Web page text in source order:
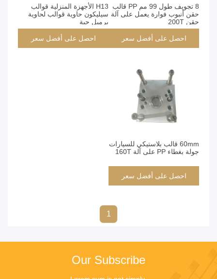
8 تجويف طول 99 مم PP قالب
حقن أنبوب فوارة يعمل على آلة
حقن 200T
احصل على أفضل سعر
H13 الأجهزة المنزلية قوالب
سيليكون حاوية قوالب لحاوية
برميل حبة
احصل على أفضل سعر
60mm قالب بلاستيكي للسيارات
جولة بغطاء PP على آلة 160T
احصل على أفضل سعر
1
Our Subscribe